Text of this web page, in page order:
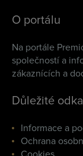
O portálu
Na portále
společností a
zákaznících a
Důležité
Informace a
Ochrana